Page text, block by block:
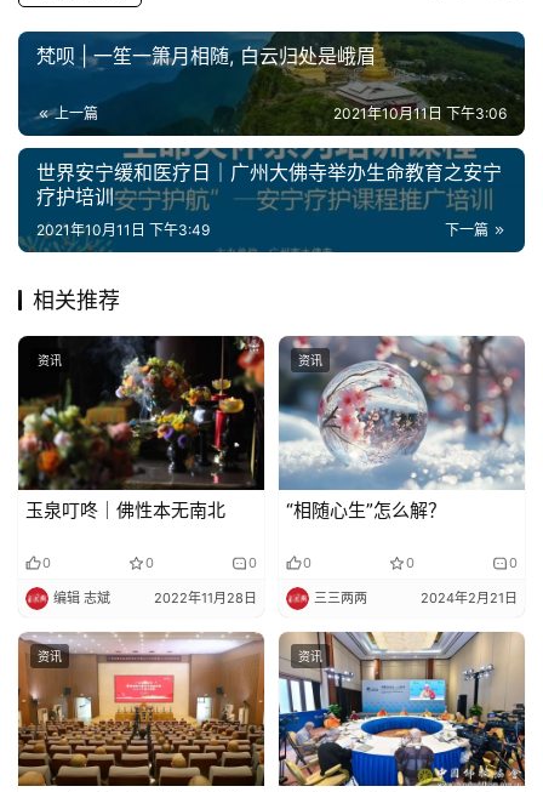
梵呗 | 一笙一箫月相随, 白云归处是峨眉
上一篇 2021年10月11日 下午3:06
世界安宁缓和医疗日｜广州大佛寺举办生命教育之安宁
疗护培训
下一篇
2021年10月11日 下午3:49
相关推荐
资讯
玉泉叮咚｜佛性本无南北
0 0 0
编辑 志斌 2022年11月28日
资讯
“相随心生”怎么解？
0 0 0
三三两两 2024年2月21日
资讯 资讯